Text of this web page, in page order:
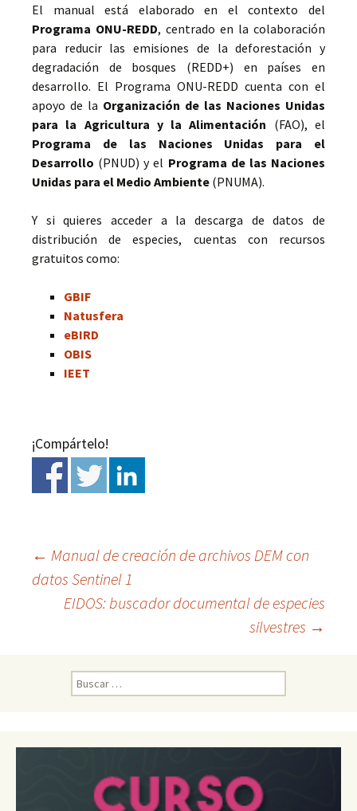
El manual está elaborado en el contexto del
Programa ONU-REDD, centrado en la colaboración
para reducir las emisiones de la deforestación y
degradación de bosques (REDD+) en países en
desarrollo. El Programa ONU-REDD cuenta con el
apoyo de la Organización de las Naciones Unidas
para la Agricultura y la Alimentación (FAO), el
Programa de las Naciones Unidas para el
Desarrollo (PNUD) y el Programa de las Naciones
Unidas para el Medio Ambiente (PNUMA).
Y si quieres acceder a la descarga de datos de
distribución de especies, cuentas con recursos
gratuitos como:
GBIF
Natusfera
eBIRD
OBIS
IEET
¡Compártelo!
Ir
entrada
← Manual de creación de archivos DEM con
datos Sentinel 1
EIDOS: buscador documental de especies
silvestres →
B
u
a